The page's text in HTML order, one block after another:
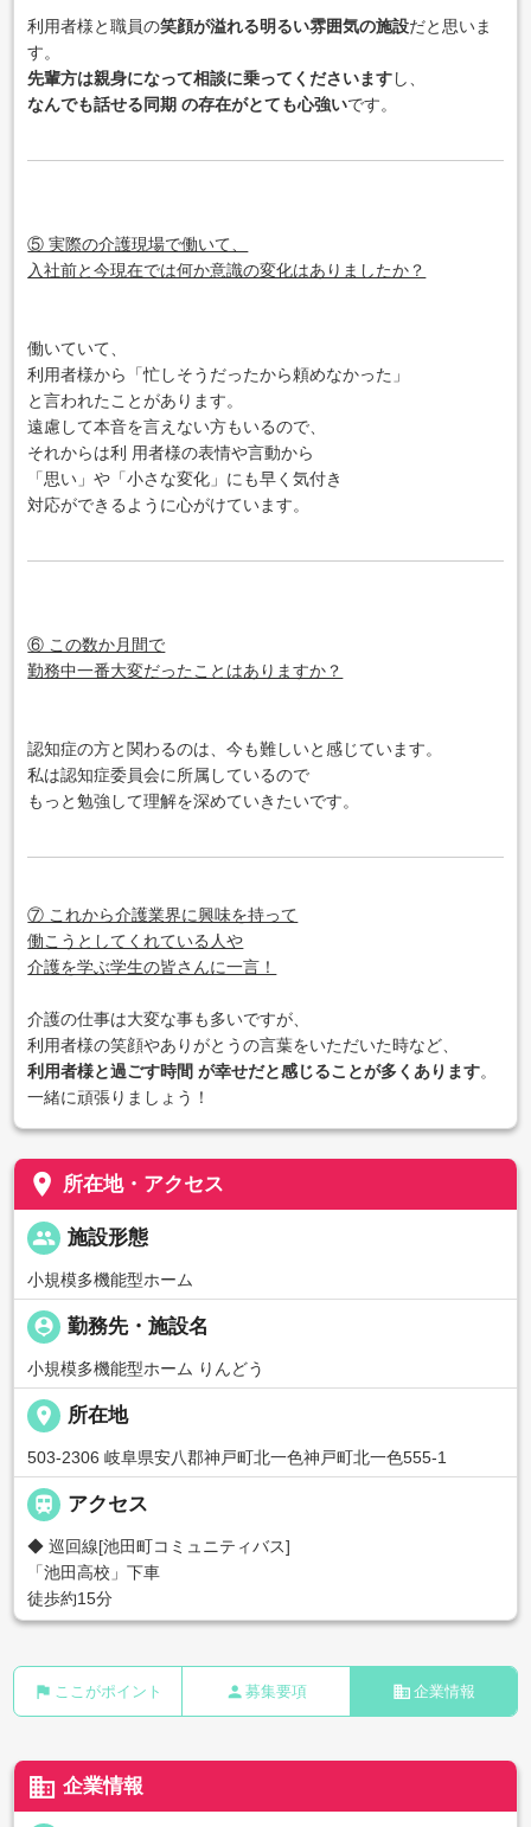
利用者様と職員の笑顔が溢れる明るい雰囲気の施設だと思いま
す。
先輩方は親身になって相談に乗ってくださいますし、
なんでも話せる同期 の存在がとても心強いです。
⑤ 実際の介護現場で働いて、
入社前と今現在では何か意識の変化はありましたか？
働いていて、
利用者様から「忙しそうだったから頼めなかった」
と言われたことがあります。
遠慮して本音を言えない方もいるので、
それからは利 用者様の表情や言動から
「思い」や「小さな変化」にも早く気付き
対応ができるように心がけています。
⑥ この数か月間で
勤務中一番大変だったことはありますか？
認知症の方と関わるのは、今も難しいと感じています。
私は認知症委員会に所属しているので
もっと勉強して理解を深めていきたいです。
⑦ これから介護業界に興味を持って
働こうとしてくれている人や
介護を学ぶ学生の皆さんに一言！
介護の仕事は大変な事も多いですが、
利用者様の笑顔やありがとうの言葉をいただいた時など、
利用者様と過ごす時間 が幸せだと感じることが多くあります。
一緒に頑張りましょう！
place 所在地・アクセス
people 施設形態
小規模多機能型ホーム
person_pin 勤務先・施設名
小規模多機能型ホーム りんどう
place 所在地
503-2306 岐阜県安八郡神戸町北一色神戸町北一色555-1
 アクセス
◆ 巡回線[池田町コミュニティバス]
「池田高校」下車
徒歩約15分
flag ここがポイント person 募集要項 business 企業情報
business 企業情報